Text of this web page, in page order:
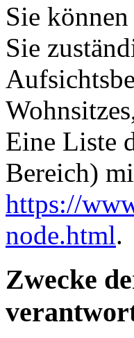
Sie
Sie
Eine Liste
Bereich)
https://
node.html.
Zwecke